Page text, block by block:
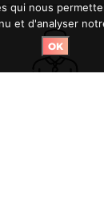
qui nous
et d'analyser
OK